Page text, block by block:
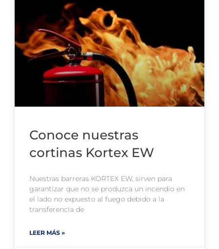
Conoce nuestras
cortinas Kortex EW
Nuestras barreras KORTEX EW, sirven para
garantizar que no se produzca un incendio en
el lado no expuesto al fuego debido a la
transferencia de
LEER MÁS »